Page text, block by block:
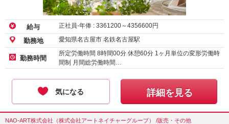
給与 正社員-年俸 : 3361200～4356600円
勤務地 愛知県名古屋市 名鉄名古屋駅
勤務時間
所定労働時間 8時間00分 休憩60分 1ヶ月単位の変形労働時
間制 月間総労働時間…
気になる 詳細を見る
NAO-ART株式会社（株式会社アートネイチャーグループ） /販売・その他